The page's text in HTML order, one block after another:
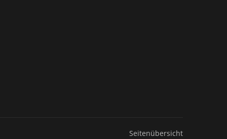
Seitenübersicht